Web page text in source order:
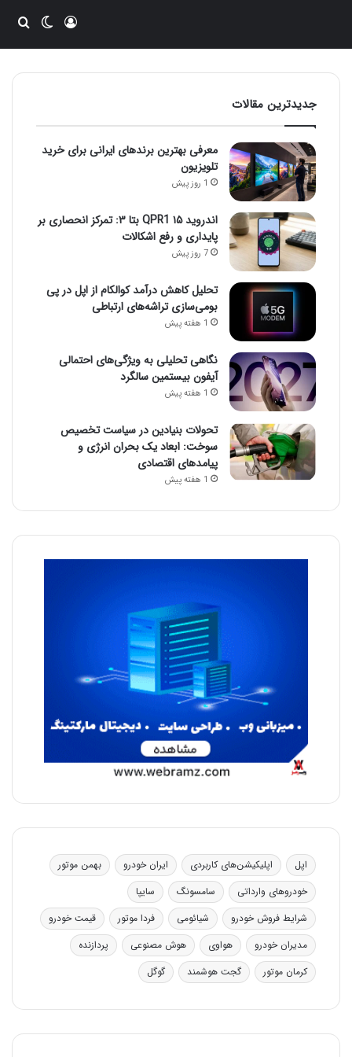
ورودتغییر
جدیدترین مقالات
معرفی بهترین برندهای ایرانی برای خرید
تلویزیون
1 روز پیش
اندروید ۱۵ QPR1 بتا ۳: تمرکز انحصاری بر
پایداری و رفع اشکالات
7 روز پیش
تحلیل کاهش درآمد کوالکام از اپل در پی
بومی‌سازی تراشه‌های ارتباطی
1 هفته پیش
نگاهی تحلیلی به ویژگی‌های احتمالی
آیفون بیستمین سالگرد
1 هفته پیش
تحولات بنیادین در سیاست تخصیص
سوخت: ابعاد یک بحران انرژی و
پیامدهای اقتصادی
1 هفته پیش
اپل اپلیکیشن‌های کاربردی ایران خودرو
بهمن موتور
خودروهای وارداتی
سامسونگ
سایپا
شرایط فروش خودرو
شیائومی فردا موتور
قیمت خودرو
مدیران خودرو
هواوی هوش مصنوعی
پردازنده
کرمان موتور
گجت هوشمند گوگل